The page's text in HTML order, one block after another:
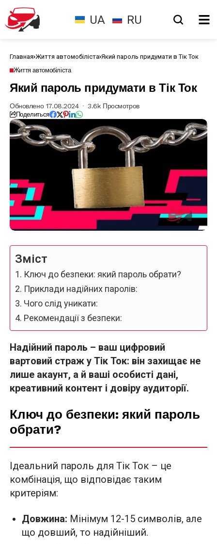
UA RU
Главная Життя автомобіліста Який пароль придумати в Тік Ток
Життя автомобіліста
Який пароль придумати в Тік Ток
Обновлено 17.08.2024 3.6k Просмотров
Поделиться
Зміст
Ключ до безпеки: який пароль обрати?
Приклади надійних паролів:
Чого слід уникати:
Рекомендації з безпеки:
Надійний пароль – ваш цифровий
вартовий страж у Тік Ток: він захищає не
лише акаунт, а й ваші особисті дані,
креативний контент і довіру аудиторії.
Ключ до безпеки: який пароль
обрати?
Ідеальний пароль для Тік Ток – це
комбінація, що відповідає таким
критеріям:
Довжина: Мінімум 12-15 символів, але
що довший, то надійніший.